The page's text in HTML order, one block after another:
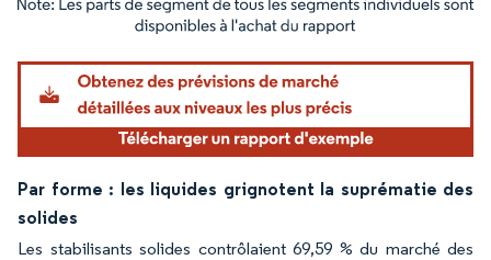
Image © Mordor Intelligence. La réutilisation nécessite une attribution sous CC BY
Par forme : les liquides grignotent la suprématie des
solides
Les stabilisants solides contrôlaient 69,59 % du marché des